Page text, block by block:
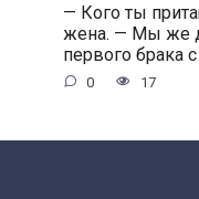
— Кого ты
жена. — Мы же
первого брака
0 17